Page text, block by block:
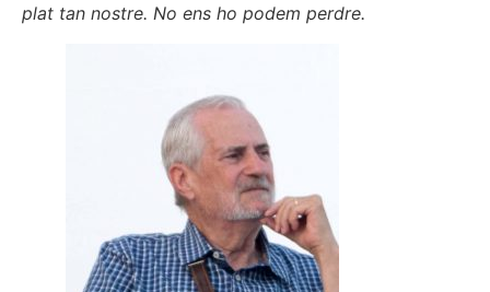
plat tan nostre. No ens ho podem perdre.